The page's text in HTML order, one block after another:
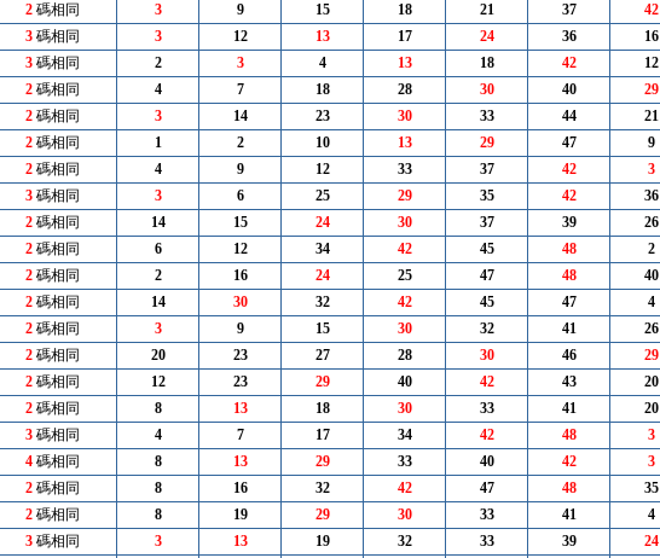
2碼相同 3 9 15 18 21 37
42
3碼相同 3 12 13 17 24 36
16
3碼相同 2 3 4 13 18 42
12
2碼相同 4 7 18 28 30 40
29
2碼相同 3 14 23 30 33 44
21
2碼相同 1 2 10 13 29 47
9
2碼相同 4 9 12 33 37 42
3
3碼相同 3 6 25 29 35 42
36
2碼相同 14 15 24 30 37 39
26
2碼相同 6 12 34 42 45 48
2
2碼相同 2 16 24 25 47 48
40
2碼相同 14 30 32 42 45 47
4
2碼相同 3 9 15 30 32 41
26
2碼相同 20 23 27 28 30 46
29
2碼相同 12 23 29 40 42 43
20
2碼相同 8 13 18 30 33 41
20
3碼相同 4 7 17 34 42 48
3
4碼相同 8 13 29 33 40 42
3
2碼相同 8 16 32 42 47 48
35
2碼相同 8 19 29 30 33 41
4
3碼相同 3 13 19 32 33 39
24